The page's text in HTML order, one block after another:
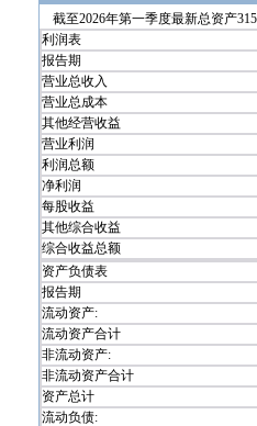
截至2026年第一季度最新总资产
利润表
报告期
营业总收入
营业总成本
其他经营收益
营业利润
利润总额
净利润
每股收益
其他综合收益
综合收益总额
资产负债表
报告期
流动资产:
流动资产合计
非流动资产:
非流动资产合计
资产总计
流动负债: